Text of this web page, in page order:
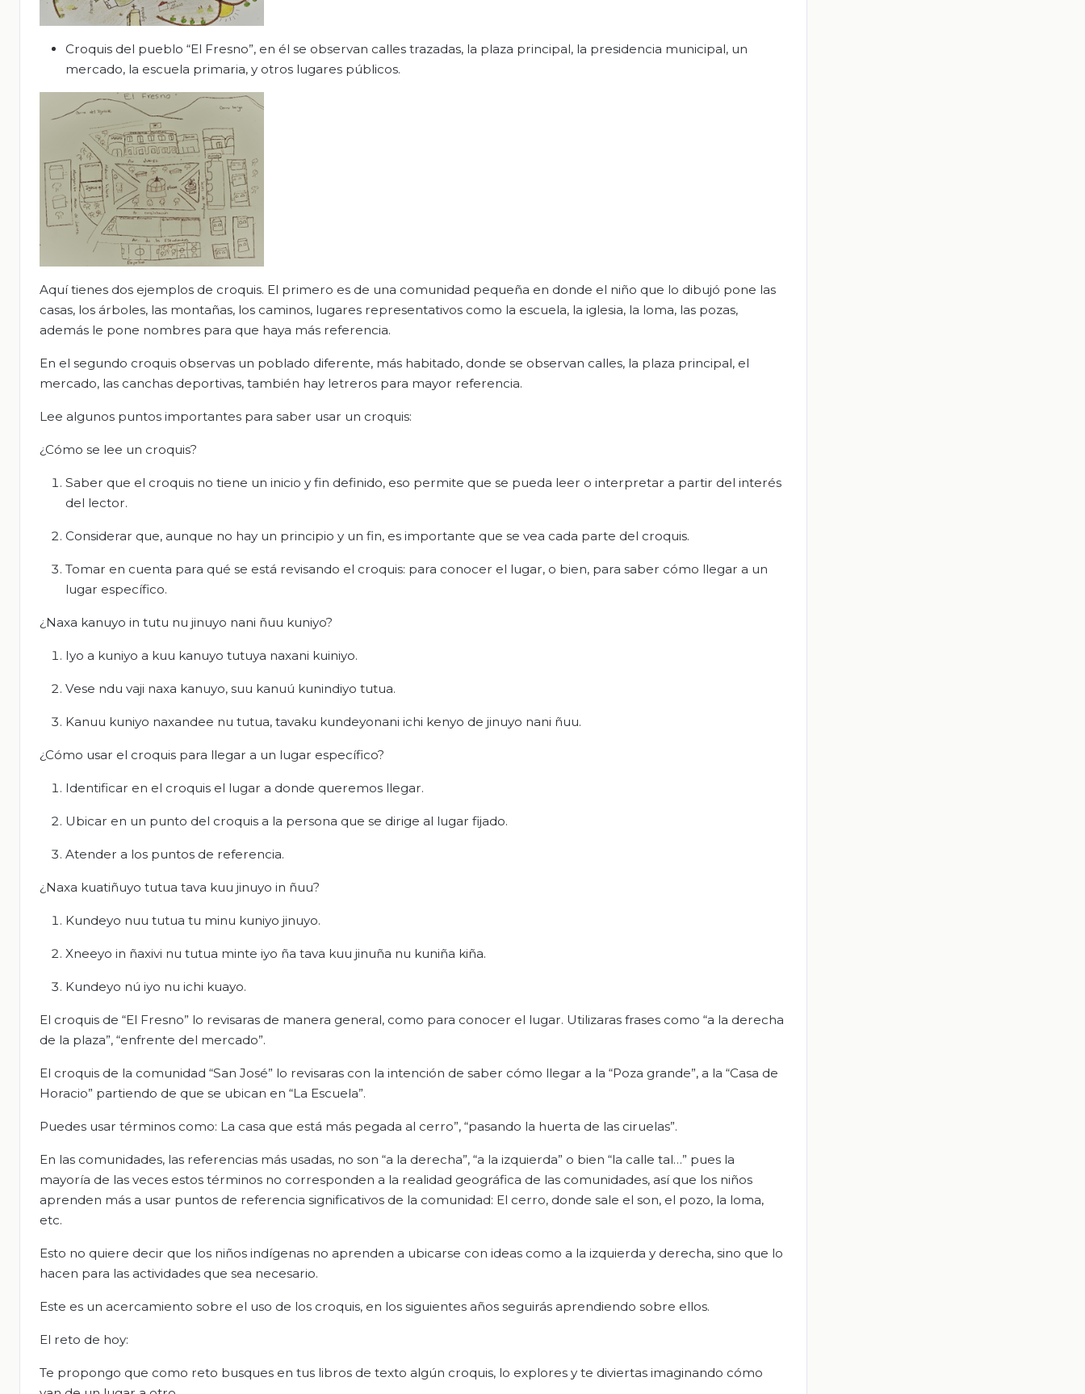
Croquis del pueblo “El Fresno”, en él se observan calles trazadas, la plaza principal, la presidencia municipal, un
mercado, la escuela primaria, y otros lugares públicos.
Aquí tienes dos ejemplos de croquis. El primero es de una comunidad pequeña en donde el niño que lo dibujó pone las
casas, los árboles, las montañas, los caminos, lugares representativos como la escuela, la iglesia, la loma, las pozas,
además le pone nombres para que haya más referencia.
En el segundo croquis observas un poblado diferente, más habitado, donde se observan calles, la plaza principal, el
mercado, las canchas deportivas, también hay letreros para mayor referencia.
Lee algunos puntos importantes para saber usar un croquis:
¿Cómo se lee un croquis?
Saber que el croquis no tiene un inicio y fin definido, eso permite que se pueda leer o interpretar a partir del interés
del lector.
Considerar que, aunque no hay un principio y un fin, es importante que se vea cada parte del croquis.
Tomar en cuenta para qué se está revisando el croquis: para conocer el lugar, o bien, para saber cómo llegar a un
lugar específico.
¿Naxa kanuyo in tutu nu jinuyo nani ñuu kuniyo?
Iyo a kuniyo a kuu kanuyo tutuya naxani kuiniyo.
Vese ndu vaji naxa kanuyo, suu kanuú kunindiyo tutua.
Kanuu kuniyo naxandee nu tutua, tavaku kundeyonani ichi kenyo de jinuyo nani ñuu.
¿Cómo usar el croquis para llegar a un lugar específico?
Identificar en el croquis el lugar a donde queremos llegar.
Ubicar en un punto del croquis a la persona que se dirige al lugar fijado.
Atender a los puntos de referencia.
¿Naxa kuatiñuyo tutua tava kuu jinuyo in ñuu?
Kundeyo nuu tutua tu minu kuniyo jinuyo.
Xneeyo in ñaxivi nu tutua minte iyo ña tava kuu jinuña nu kuniña kiña.
Kundeyo nú iyo nu ichi kuayo.
El croquis de “El Fresno” lo revisaras de manera general, como para conocer el lugar. Utilizaras frases como “a la derecha
de la plaza”, “enfrente del mercado”.
El croquis de la comunidad “San José” lo revisaras con la intención de saber cómo llegar a la “Poza grande”, a la “Casa de
Horacio” partiendo de que se ubican en “La Escuela”.
Puedes usar términos como: La casa que está más pegada al cerro”, “pasando la huerta de las ciruelas”.
En las comunidades, las referencias más usadas, no son “a la derecha”, “a la izquierda” o bien “la calle tal…” pues la
mayoría de las veces estos términos no corresponden a la realidad geográfica de las comunidades, así que los niños
aprenden más a usar puntos de referencia significativos de la comunidad: El cerro, donde sale el son, el pozo, la loma,
etc.
Esto no quiere decir que los niños indígenas no aprenden a ubicarse con ideas como a la izquierda y derecha, sino que lo
hacen para las actividades que sea necesario.
Este es un acercamiento sobre el uso de los croquis, en los siguientes años seguirás aprendiendo sobre ellos.
El reto de hoy:
Te propongo que como reto busques en tus libros de texto algún croquis, lo explores y te diviertas imaginando cómo